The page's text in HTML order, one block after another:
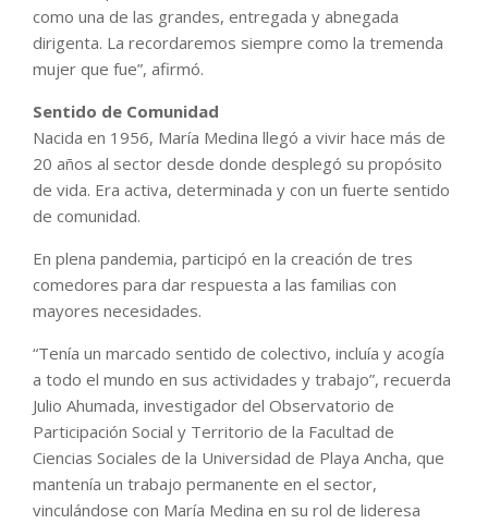
como una de las grandes, entregada y abnegada
dirigenta. La recordaremos siempre como la tremenda
mujer que fue”, afirmó.
Sentido de Comunidad
Nacida en 1956, María Medina llegó a vivir hace más de
20 años al sector desde donde desplegó su propósito
de vida. Era activa, determinada y con un fuerte sentido
de comunidad.
En plena pandemia, participó en la creación de tres
comedores para dar respuesta a las familias con
mayores necesidades.
“Tenía un marcado sentido de colectivo, incluía y acogía
a todo el mundo en sus actividades y trabajo”, recuerda
Julio Ahumada, investigador del Observatorio de
Participación Social y Territorio de la Facultad de
Ciencias Sociales de la Universidad de Playa Ancha, que
mantenía un trabajo permanente en el sector,
vinculándose con María Medina en su rol de lideresa